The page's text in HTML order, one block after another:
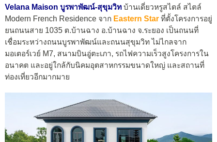
Velana Maison บูรพาพัฒน์-สุขุมวิท บ้านเดี่ยวหรูสไตล์ สไตล์
Modern French Residence จาก Eastern Star ที่ตั้งโครงการอยู่
ยนถนนสาย 1035 ต.บ้านฉาง อ.บ้านฉาง จ.ระยอง เป็นถนนที่
เชื่อมระหว่างถนนบูรพาพัฒน์และถนนสุขุมวิท ไม่ไกลจาก
มอเตอร์เวย์ M7, สนามบินอู่ตะเภา, รถไฟความเร็วสูงโครงการใน
อนาคต และอยู่ใกล้กับนิคมอุตสาหกรรมขนาดใหญ่ และสถานที่
ท่องเที่ยวอีกมากมาย